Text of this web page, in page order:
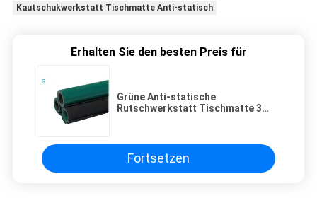
Kautschukwerkstatt Tischmatte Anti-statisch
Erhalten Sie den besten Preis für
Grüne Anti-statische
Rutschwerkstatt Tischmatte 3
Fortsetzen